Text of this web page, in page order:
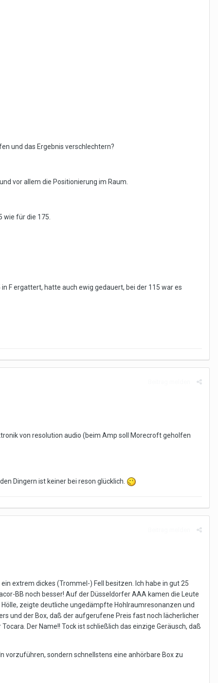
und das Ergebnis verschlechtern?
vor allem die Positionierung im Raum.
wie für die 175.
F ergattert, hatte auch ewig gedauert, bei der 115 war es
von resolution audio (beim Amp soll Morecroft geholfen
Dingern ist keiner bei reson glücklich.
extrem dickes (Trommel-) Fell besitzen. Ich habe in gut 25
BB noch besser! Auf der Düsseldorfer AAA kamen die Leute
zeigte deutliche ungedämpfte Hohlraumresonanzen und
und der Box, daß der aufgerufene Preis fast noch lächerlicher
Der Name!! Tock ist schließlich das einzige Geräusch, daß
vorzuführen, sondern schnellstens eine anhörbare Box zu